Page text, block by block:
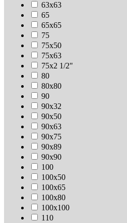
63х63
65
65х65
75
75х50
75х63
75х2 1/2"
80
80х80
90
90х32
90х50
90х63
90х75
90х89
90х90
100
100х50
100х65
100х80
100х100
110